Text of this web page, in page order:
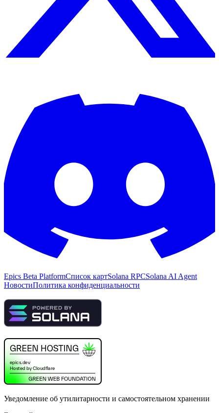
Epics Beta PlatformСписок картSolana RPCSolana AI Agent
НовостиПолитика конфиденциальности
Уведомление об утилитарности и самостоятельном хранении